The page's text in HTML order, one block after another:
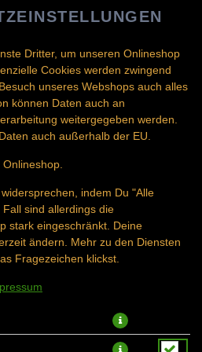
DE
SPRACHE ÄNDERN
KHA
Dritter, um unseren Onlineshop
Cookies werden zwingend
unseres Webshops auch alles
können Daten auch an
weitergegeben werden.
auch außerhalb der EU.
indem Du "Alle
sind allerdings die
stark eingeschränkt. Deine
ändern. Mehr zu den Diensten
Fragezeichen klickst.